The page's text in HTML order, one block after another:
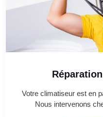
Votre climatiseur est en
Nous intervenons